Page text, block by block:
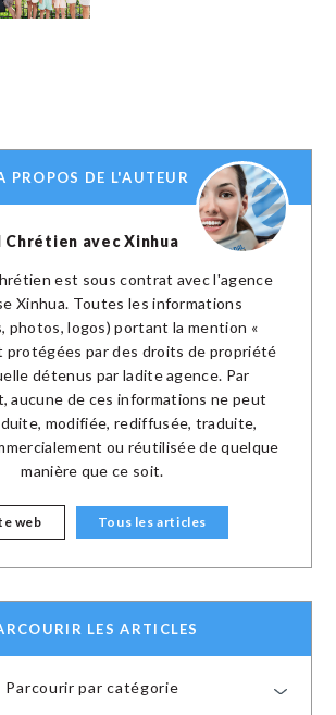
PROPOS DE L'AUTEUR
Chrétien avec Xinhua
est sous contrat avec l'agence
Xinhua. Toutes les informations
photos, logos) portant la mention «
protégées par des droits de propriété
détenus par ladite agence. Par
aucune de ces informations ne peut
modifiée, rediffusée, traduite,
ou réutilisée de quelque
manière que ce soit.
web Tous les articles
LES ARTICLES
Parcourir par catégorie